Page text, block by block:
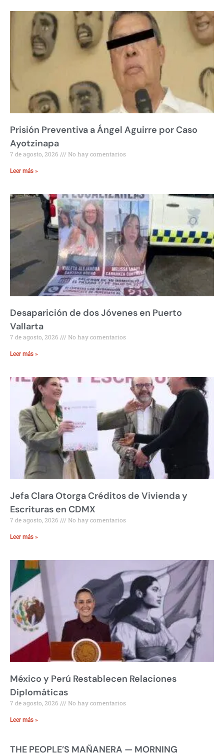
Prisión Preventiva a Ángel Aguirre por Caso
Ayotzinapa
7 de agosto, 2026 No hay comentarios
Leer más »
Desaparición de dos Jóvenes en Puerto
Vallarta
7 de agosto, 2026 No hay comentarios
Leer más »
Jefa Clara Otorga Créditos de Vivienda y
Escrituras en CDMX
7 de agosto, 2026 No hay comentarios
Leer más »
México y Perú Restablecen Relaciones
Diplomáticas
7 de agosto, 2026 No hay comentarios
Leer más »
THE PEOPLE’S MAÑANERA — MORNING